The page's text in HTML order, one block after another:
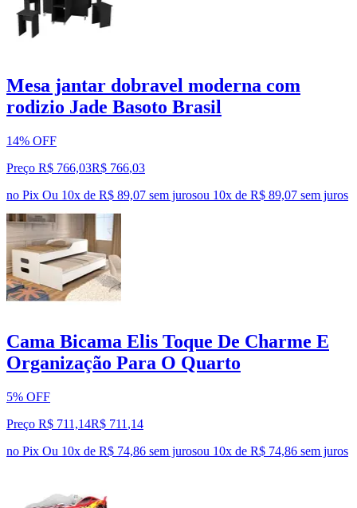
Mesa jantar dobravel moderna com
rodizio Jade Basoto Brasil
14% OFF
Preço R$ 766,03R$ 766,03
no Pix Ou 10x de R$ 89,07 sem jurosou 10x de R$ 89,07 sem juros
Cama Bicama Elis Toque De Charme E
Organização Para O Quarto
5% OFF
Preço R$ 711,14R$ 711 ,14
no Pix Ou 10x de R$ 74,86 sem jurosou 10x de R$ 74,86 sem juros